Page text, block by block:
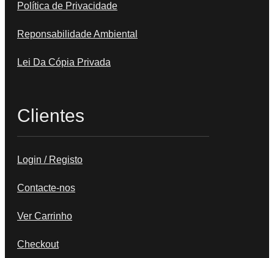
Política de Privacidade
Reponsabilidade Ambiental
Lei Da Cópia Privada
Clientes
Login / Registo
Contacte-nos
Ver Carrinho
Checkout